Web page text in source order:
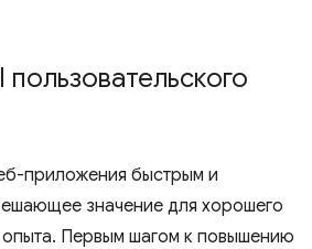
приложения быстрым и
значение для хорошего
опыта. Первым шагом к повышению